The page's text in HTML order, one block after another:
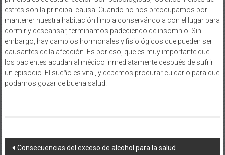
estrés son la principal causa. Cuando no nos preocupamos por
mantener nuestra habitación limpia conservándola con el lugar para
dormir y descansar, terminamos padeciendo de insomnio. Sin
embargo, hay cambios hormonales y fisiológicos que pueden ser
causantes de la afección. Es por eso, que es muy importante que
los pacientes acudan al médico inmediatamente después de sufrir
un episodio. El sueño es vital, y debemos procurar cuidarlo para que
podamos gozar de buena salud.
Navegación
Consecuencias del exceso de alcohol para la salud